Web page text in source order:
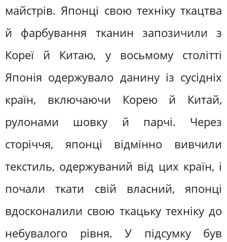
майстрів. Японці свою техніку ткацтва
й фарбування тканин запозичили з
Кореї й Китаю, у восьмому столітті
Японія одержувало данину із сусідніх
країн, включаючи Корею й Китай,
рулонами шовку й парчі. Через
сторіччя, японці відмінно вивчили
текстиль, одержуваний від цих країн, і
почали ткати свій власний, японці
вдосконалили свою ткацьку техніку до
небувалого рівня. У підсумку був